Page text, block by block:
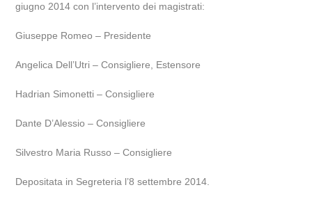
giugno 2014 con l’intervento dei magistrati:
Giuseppe Romeo – Presidente
Angelica Dell’Utri – Consigliere, Estensore
Hadrian Simonetti – Consigliere
Dante D’Alessio – Consigliere
Silvestro Maria Russo – Consigliere
Depositata in Segreteria l’8 settembre 2014.